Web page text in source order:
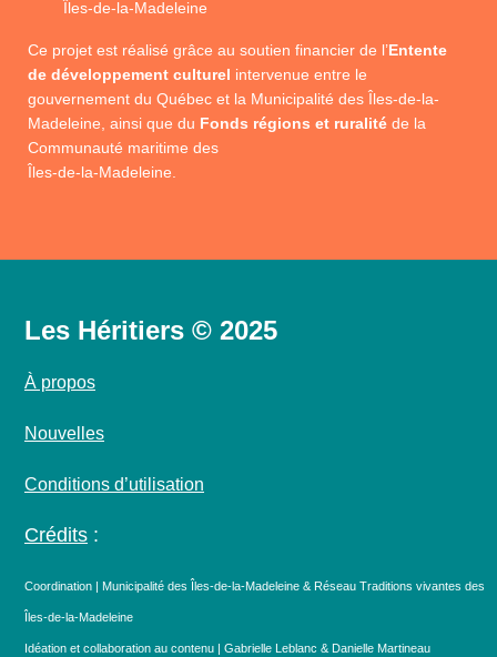
Îles-de-la-Madeleine
Ce projet est réalisé grâce au soutien financier de l’Entente
de développement culturel intervenue entre le
gouvernement du Québec et la Municipalité des Îles-de-la-
Madeleine, ainsi que du Fonds régions et ruralité de la
Communauté maritime des
Îles-de-la-Madeleine.
Les Héritiers © 2025
À propos
Nouvelles
Conditions d’utilisation
Crédits :
Coordination | Municipalité des Îles-de-la-Madeleine & Réseau Traditions vivantes des
Îles-de-la-Madeleine
Idéation et collaboration au contenu | Gabrielle Leblanc & Danielle Martineau